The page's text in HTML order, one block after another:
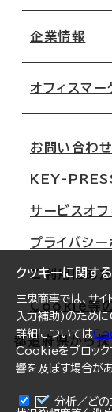
クッキーに関す
三鬼商事では、サ
入力補助)のため
詳細については
Cookieをブロック
響を及ぼす場合があ
分析／どの
地図から探す
路線・駅から
移転コストシ
移転スケジ
オフィス移
企業情報
オフィスマー
大阪
名古屋
札幌
仙台
横浜
福岡
オフィスリポ
ログイン
お問い合わせ
KEY-
サービスオフ
プライバシー
ご利用にあ
Cookie等の
都道府県から
北海道